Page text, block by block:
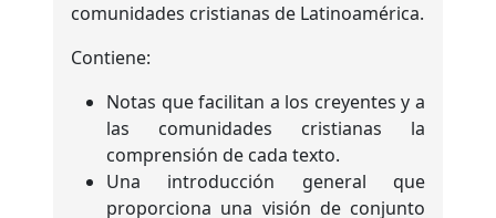
comunidades cristianas de Latinoamérica.
Contiene:
Notas que facilitan a los creyentes y a
las comunidades cristianas la
comprensión de cada texto.
Una introducción general que
proporciona una visión de conjunto